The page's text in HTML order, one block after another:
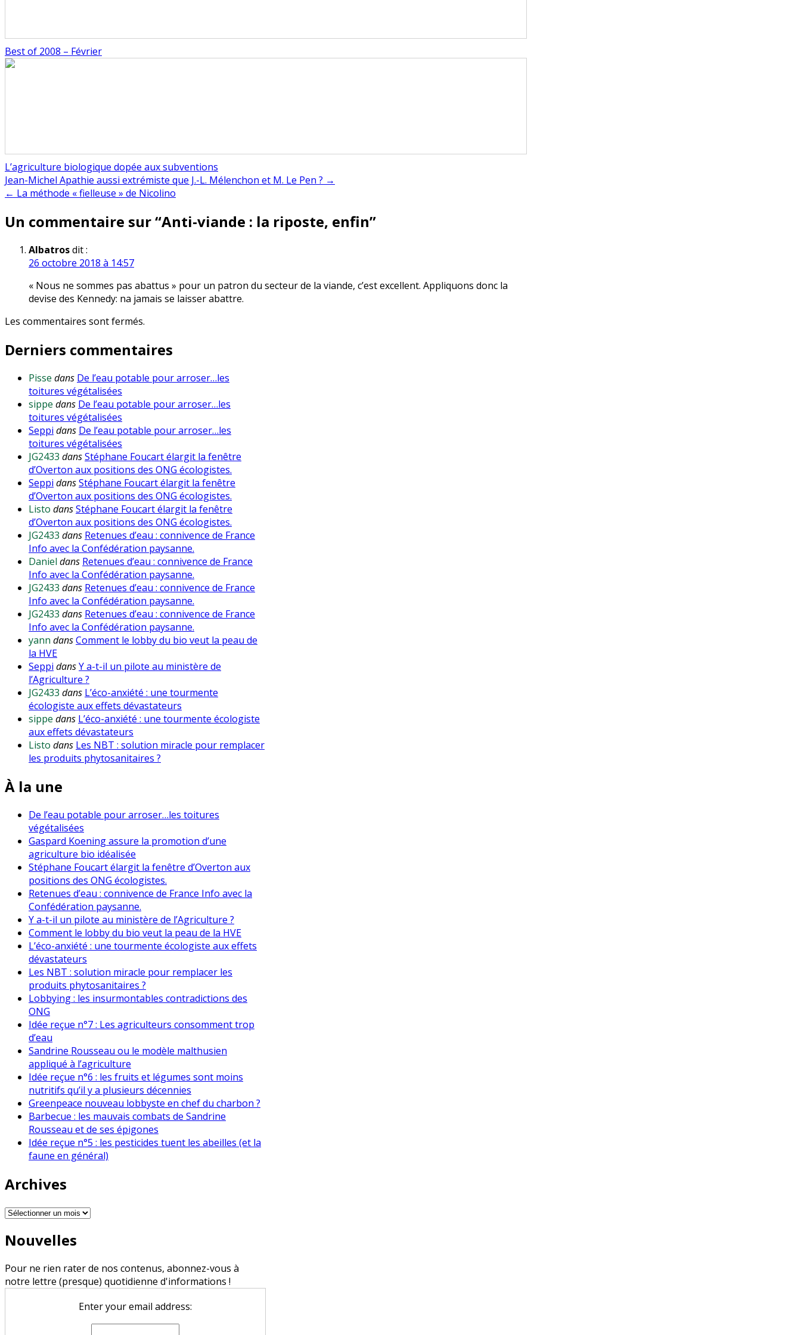
Best of 2008 – Février
L’agriculture biologique dopée aux subventions
Navigation
de
l’article
Jean-Michel Apathie aussi extrémiste que J.-L. Mélenchon et M. Le Pen ? →
← La méthode « fielleuse » de Nicolino
Un commentaire sur “Anti-viande : la riposte, enfin”
Albatrosdit :
26 octobre 2018 à 14:57
« Nous ne sommes pas abattus » pour un patron du secteur de la viande, c’est excellent. Appliquons donc la
devise des Kennedy: na jamais se laisser abattre.
Les commentaires sont fermés.
Derniers commentaires
Pisse dans De l’eau potable pour arroser…les
toitures végétalisées
sippe dans De l’eau potable pour arroser…les
toitures végétalisées
Seppi dans De l’eau potable pour arroser…les
toitures végétalisées
JG2433 dansStéphane Foucart élargit la fenêtre
d’Overton aux positions des ONG écologistes.
Seppi dansStéphane Foucart élargit la fenêtre
d’Overton aux positions des ONG écologistes.
Listo dansStéphane Foucart élargit la fenêtre
d’Overton aux positions des ONG écologistes.
JG2433 dans Retenues d’eau : connivence de France
Info avec la Confédération paysanne.
Daniel dans Retenues d’eau : connivence de France
Info avec la Confédération paysanne.
JG2433 dans Retenues d’eau : connivence de France
Info avec la Confédération paysanne.
JG2433 dans Retenues d’eau : connivence de France
Info avec la Confédération paysanne.
yann dansComment le lobby du bio veut la peau de
la HVE
Seppi dansY a-t-il un pilote au ministère de
l’Agriculture ?
JG2433 dans L’éco-anxiété : une tourmente
écologiste aux effets dévastateurs
sippe dans L’éco-anxiété : une tourmente écologiste
aux effets dévastateurs
Listo dans Les NBT : solution miracle pour remplacer
les produits phytosanitaires ?
À la une
De l’eau potable pour arroser…les toitures
végétalisées
Gaspard Koening assure la promotion d’une
agriculture bio idéalisée
Stéphane Foucart élargit la fenêtre d’Overton aux
positions des ONG écologistes.
Retenues d’eau : connivence de France Info avec la
Confédération paysanne.
Y a-t-il un pilote au ministère de l’Agriculture ?
Comment le lobby du bio veut la peau de la HVE
L’éco-anxiété : une tourmente écologiste aux effets
dévastateurs
Les NBT : solution miracle pour remplacer les
produits phytosanitaires ?
Lobbying : les insurmontables contradictions des
ONG
Idée reçue n°7 : Les agriculteurs consomment trop
d’eau
Sandrine Rousseau ou le modèle malthusien
appliqué à l’agriculture
Idée reçue n°6 : les fruits et légumes sont moins
nutritifs qu’il y a plusieurs décennies
Greenpeace nouveau lobbyste en chef du charbon ?
Barbecue : les mauvais combats de Sandrine
Rousseau et de ses épigones
Idée reçue n°5 : les pesticides tuent les abeilles (et la
faune en général)
Archives
Archives
Nouvelles
Pour ne rien rater de nos contenus, abonnez-vous à
notre lettre (presque) quotidienne d'informations !
Enter your email address: